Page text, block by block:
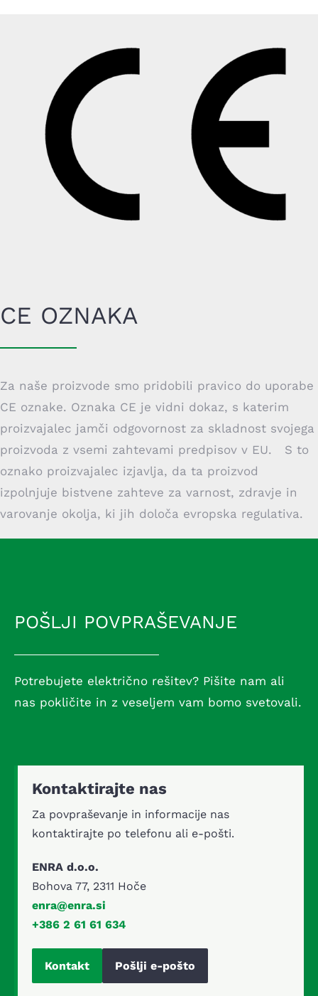
CE OZNAKA
Za naše proizvode smo pridobili pravico do uporabe
CE oznake. Oznaka CE je vidni dokaz, s katerim
proizvajalec jamči odgovornost za skladnost svojega
proizvoda z vsemi zahtevami predpisov v EU. S to
oznako proizvajalec izjavlja, da ta proizvod
izpolnjuje bistvene zahteve za varnost, zdravje in
varovanje okolja, ki jih določa evropska regulativa.
POŠLJI POVPRAŠEVANJE
Potrebujete električno rešitev? Pišite nam ali
nas pokličite in z veseljem vam bomo svetovali.
Kontaktirajte nas
Za povpraševanje in informacije nas
kontaktirajte po telefonu ali e-pošti.
ENRA d.o.o.
Bohova 77, 2311 Hoče
enra@enra.si
+386 2 61 61 634
Kontakt Pošlji e-pošto